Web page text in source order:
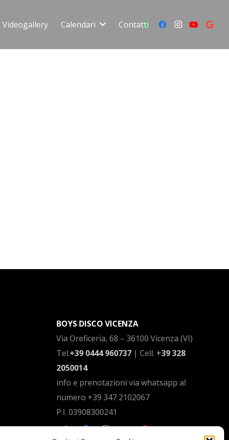
Videogallery Calendari Contatti
BOYS DISCO VICENZA
Via Oreficeria, 68 – 36100 Vicenza (VI)
Tel.+39 0444 960737 | Cell. +39 328
2050014
info e prenotazioni via whatsapp al
numero +39 347 2102067
P.I. 03908300241